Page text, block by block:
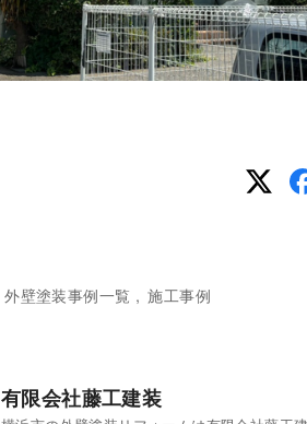
外壁塗装事例一覧 施工事例
有限会社藤工建装